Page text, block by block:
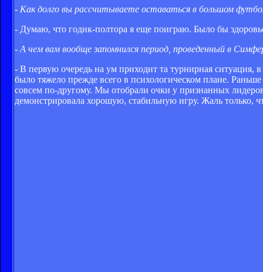
- Как долго вы рассчитываете оставаться в большом
- Думаю, что годик-полтора я еще поиграю. Было бы
- А чем вам вообще запомнился период, проведенный в
- В первую очередь на ум приходит та турнирная ситуация,
было тяжело прежде всего в психологическом плане.
совсем по-другому. Мы отобрали очки у признанных
демонстрировала хорошую, стабильную игру. Жаль только,